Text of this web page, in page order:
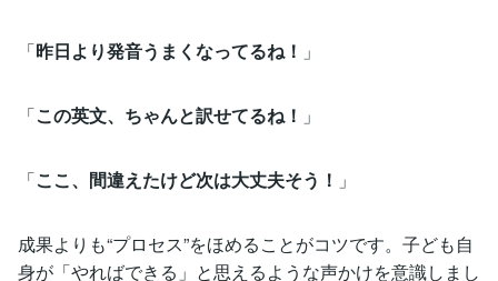
「昨日より発音うまくなってるね！ 」
「この英文、ちゃんと訳せてるね！ 」
「ここ、間違えたけど次は大丈夫そう！ 」
成果よりも“プロセス”をほめることがコツです。子ども自
身が「やればできる」と思えるような声かけを意識しまし